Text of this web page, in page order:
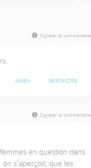
Signaler le commentaire
AMEN RÉPONDRE
Signaler le commentaire
en question dans
s’aperçoit, que les